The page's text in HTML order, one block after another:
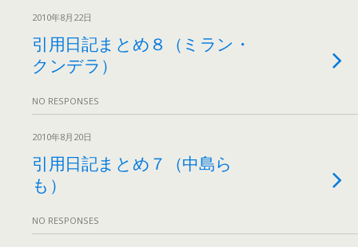
2010年8月22日
引用日記まとめ８（ミラン・
クンデラ）
NO RESPONSES
2010年8月20日
引用日記まとめ７（中島ら
も）
NO RESPONSES